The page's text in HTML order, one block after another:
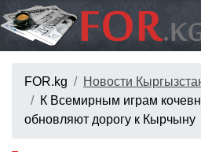
FOR.kg
Новости
К Всемирным играм
обновляют дорогу к Кырчыну